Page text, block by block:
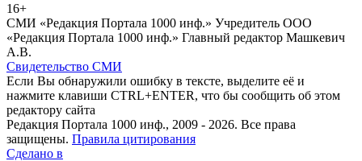
16+
СМИ «Редакция Портала 1000 инф.» Учредитель ООО
«Редакция Портала 1000 инф.» Главный редактор Машкевич
А.В.
Свидетельство СМИ
Если Вы обнаружили ошибку в тексте, выделите её и
нажмите клавиши CTRL+ENTER, что бы сообщить об этом
редактору сайта
Редакция Портала 1000 инф., 2009 - 2026. Все права
защищены. Правила цитирования
Сделано в